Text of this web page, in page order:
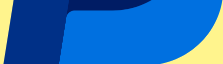
Populaire events